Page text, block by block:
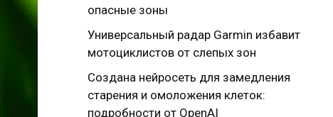
опасные зоны
Универсальный радар Garmin избавит
мотоциклистов от слепых зон
Создана нейросеть для замедления
старения и омоложения клеток:
подробности от OpenAI